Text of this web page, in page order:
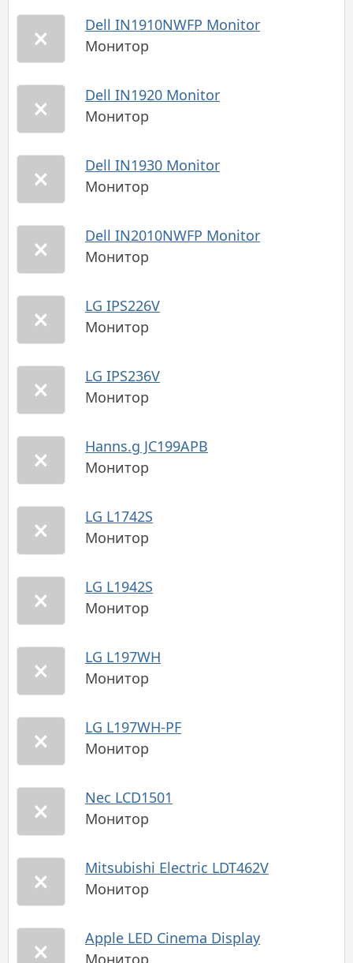
Dell IN1910NWFP Monitor
Монитор
Dell IN1920 Monitor
Монитор
Dell IN1930 Monitor
Монитор
Dell IN2010NWFP Monitor
Монитор
LG IPS226V
Монитор
LG IPS236V
Монитор
Hanns.g JC199APB
Монитор
LG L1742S
Монитор
LG L1942S
Монитор
LG L197WH
Монитор
LG L197WH-PF
Монитор
Nec LCD1501
Монитор
Mitsubishi Electric LDT462V
Монитор
Apple LED Cinema Display
Монитор